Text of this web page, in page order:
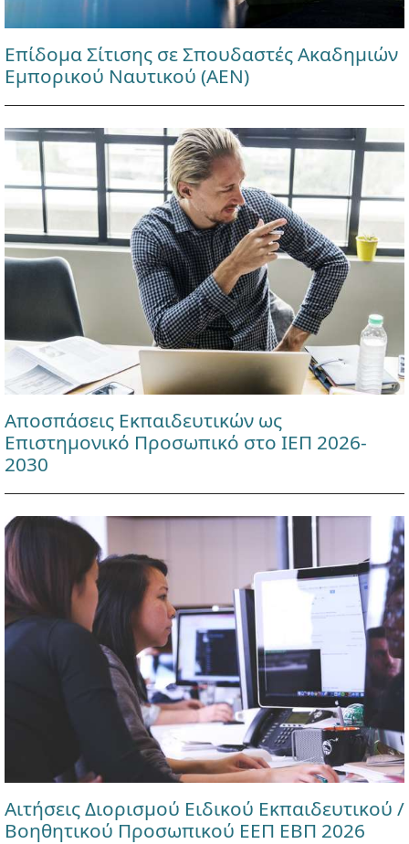
Επίδομα Σίτισης σε Σπουδαστές Ακαδημιών
Εμπορικού Ναυτικού (ΑΕΝ)
Αποσπάσεις Εκπαιδευτικών ως
Επιστημονικό Προσωπικό στο ΙΕΠ 2026-
2030
Αιτήσεις Διορισμού Ειδικού Εκπαιδευτικού /
Βοηθητικού Προσωπικού ΕΕΠ ΕΒΠ 2026